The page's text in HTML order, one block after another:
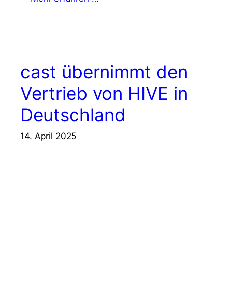
cast übernimmt den
Vertrieb von HIVE in
Deutschland
14. April 2025